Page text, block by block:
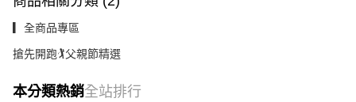
▎全商品專區
搶先開跑🏌️父親節精選
本分類熱銷全站排行